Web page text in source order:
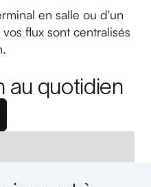
en salle ou d'un
flux sont centralisés
au quotidien